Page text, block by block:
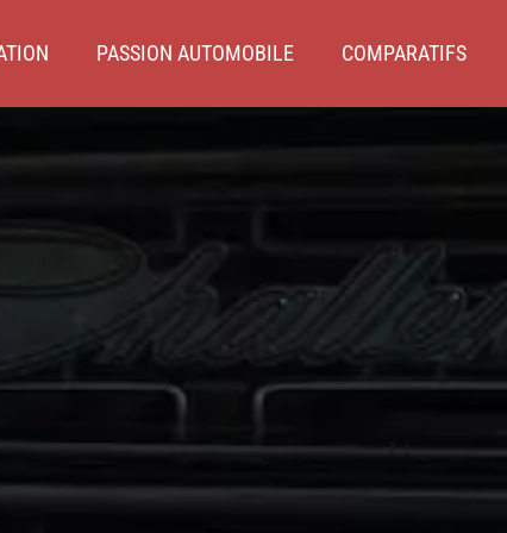
PASSION AUTOMOBILE COMPARATIFS